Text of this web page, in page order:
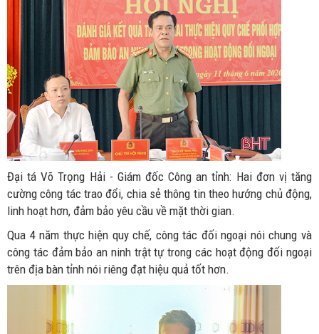
Đại tá Võ Trọng Hải - Giám đốc Công an tỉnh: Hai đơn vị tăng
cường công tác trao đổi, chia sẻ thông tin theo hướng chủ động,
linh hoạt hơn, đảm bảo yêu cầu về mặt thời gian.
Qua 4 năm thực hiện quy chế, công tác đối ngoại nói chung và
công tác đảm bảo an ninh trật tự trong các hoạt động đối ngoại
trên địa bàn tỉnh nói riêng đạt hiệu quả tốt hơn.